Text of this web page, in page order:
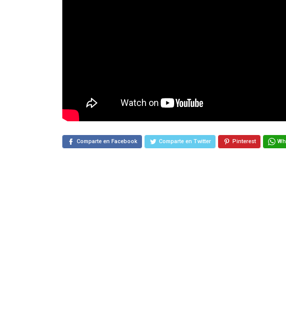
Comparte en Facebook Comparte en Twitter Pinterest